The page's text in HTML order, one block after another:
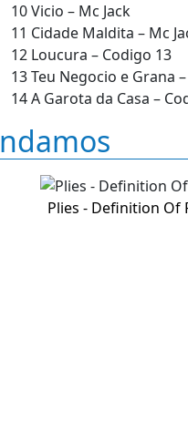
10 Vicio – Mc Jack
11 Cidade Maldita – Mc
12 Loucura – Codigo 13
13 Teu Negocio e Grana
14 A Garota da Casa –
Plies - Definition Of